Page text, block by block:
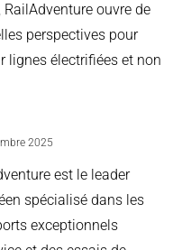
RailAdventure ouvre de
perspectives pour
lignes électrifiées et non
2025
est le leader
spécialisé dans les
exceptionnels